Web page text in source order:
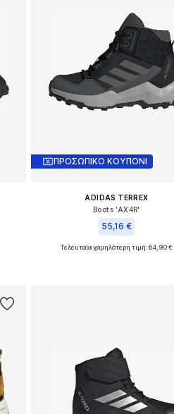
ΠΡΟΣΩΠΙΚΟ ΚΟΥΠΟΝΙ
ADIDAS TERREX
Boots 'AX4R'
55,16 €
Διαθέσιμο σε πολλά μεγέθη
Τελευταία χαμηλότερη τιμή:64,90 €